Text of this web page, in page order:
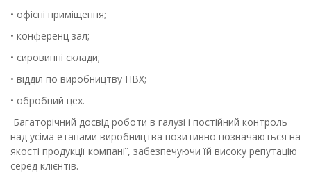
• офісні приміщення;
• конференц зал;
• сировинні склади;
• відділ по виробництву ПВХ;
• обробний цех.
Багаторічний досвід роботи в галузі і постійний контроль
над усіма етапами виробництва позитивно позначаються на
якості продукції компанії, забезпечуючи їй високу репутацію
серед клієнтів.